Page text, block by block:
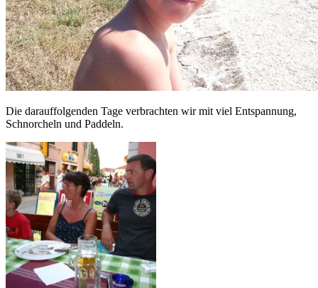
Die darauffolgenden Tage verbrachten wir mit viel Entspannung,
Schnorcheln und Paddeln.